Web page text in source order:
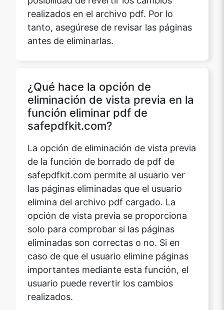
realizados en el archivo pdf. Por lo
tanto, asegúrese de revisar las páginas
antes de eliminarlas.
¿Qué hace la opción de
eliminación de vista previa en la
función eliminar pdf de
safepdfkit.com?
de la función de borrado de pdf de
safepdfkit.com permite al usuario ver
las páginas eliminadas que el usuario
elimina del archivo pdf cargado. La
opción de vista previa se proporciona
solo para comprobar si las páginas
eliminadas son correctas o no. Si en
caso de que el usuario elimine páginas
importantes mediante esta función, el
usuario puede revertir los cambios
realizados.